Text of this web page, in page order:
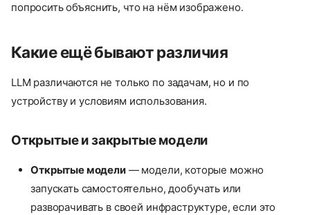
попросить объяснить, что на нём изображено.
Какие ещё бывают различия
LLM различаются не только по задачам, но и по
устройству и условиям использования.
Открытые и закрытые модели
Открытые модели— модели, которые можно
запускать самостоятельно, дообучать или
разворачивать в своей инфраструктуре, если это